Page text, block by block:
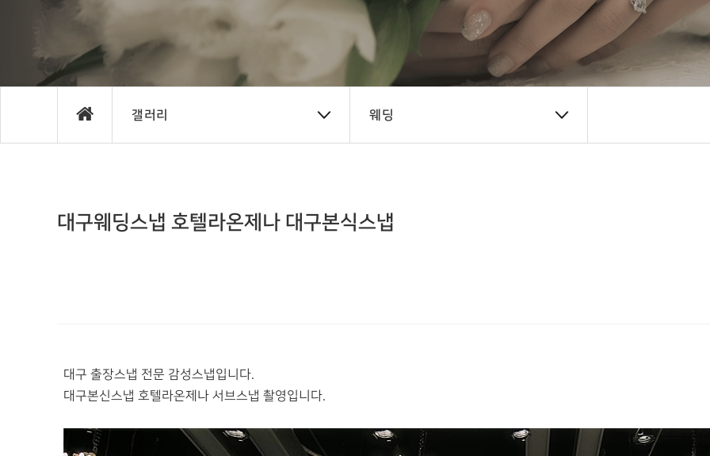
갤러리 웨딩
대구웨딩스냅 호텔라온제나 대구본식스냅
대구 출장스냅 전문 감성스냅입니다.
대구본신스냅 호텔라온제나 서브스냅 촬영입니다.